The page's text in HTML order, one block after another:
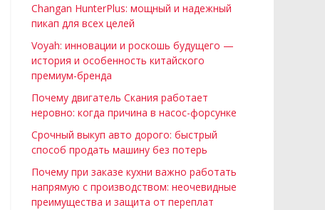
Changan HunterPlus: мощный и надежный
пикап для всех целей
Voyah: инновации и роскошь будущего —
история и особенность китайского
премиум-бренда
Почему двигатель Скания работает
неровно: когда причина в насос-форсунке
Срочный выкуп авто дорого: быстрый
способ продать машину без потерь
Почему при заказе кухни важно работать
напрямую с производством: неочевидные
преимущества и защита от переплат